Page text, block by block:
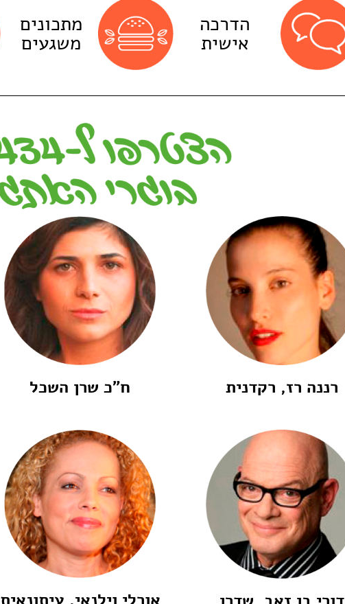
הדרכה
אישית
מתכונים
משגעים
רננה רז, רקדנית ח"כ שרן השכל